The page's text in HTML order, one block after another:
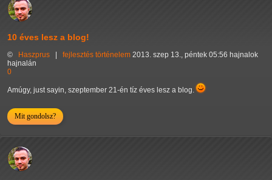
10 éves lesz a blog!
© Haszprus fejlesztés történelem 2013. szep 13., péntek 05:56 hajnalok
hajnalán
0
Amúgy, just sayin, szeptember 21-én tíz éves lesz a blog.
Mit gondolsz?